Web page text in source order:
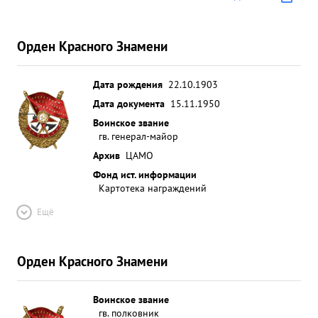
Орден Красного Знамени
Дата рождения 22.10.1903
Дата документа 15.11.1950
Воинское звание
гв. генерал-майор
Архив ЦАМО
Фонд ист. информации
Картотека награждений
Ещё
Орден Красного Знамени
Воинское звание
гв. полковник